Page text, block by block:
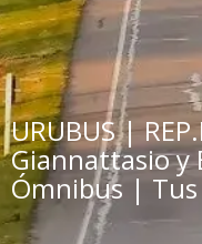
URUBUS |
Giannattasio y
Ómnibus |